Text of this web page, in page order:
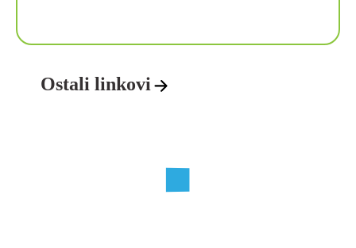
Ostali linkovi